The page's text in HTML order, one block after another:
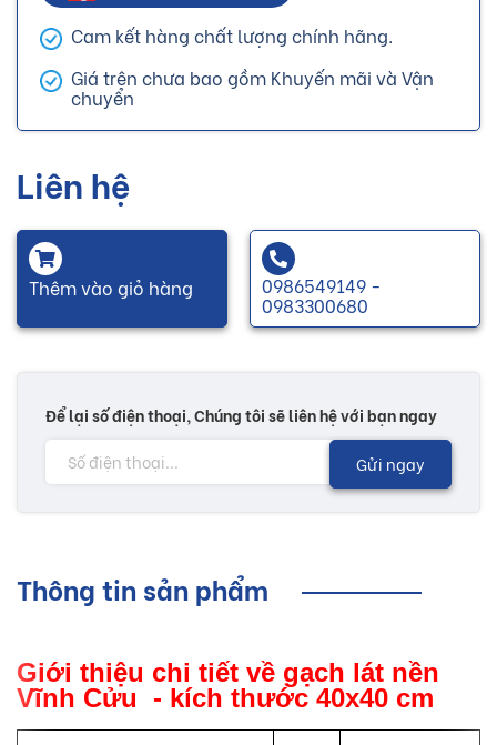
Cam kết hàng chất lượng chính hãng.
Giá trên chưa bao gồm Khuyến mãi và Vận
chuyển
Liên hệ
Thêm vào giỏ hàng 0986549149 -
0983300680
Để lại số điện thoại, Chúng tôi sẽ liên hệ với bạn ngay
Gửi ngay
Thông tin sản phẩm
Giới thiệu chi tiết về gạch lát nền
Vĩnh Cửu - kích thước 40x40 cm